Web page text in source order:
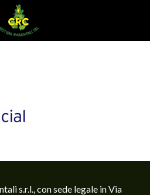
s.r.l., con sede legale in Via